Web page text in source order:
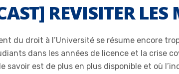
REVISITER
du droit à l’Université se résume encore
dans les années de licence et la crise
savoir est de plus en plus disponible et où